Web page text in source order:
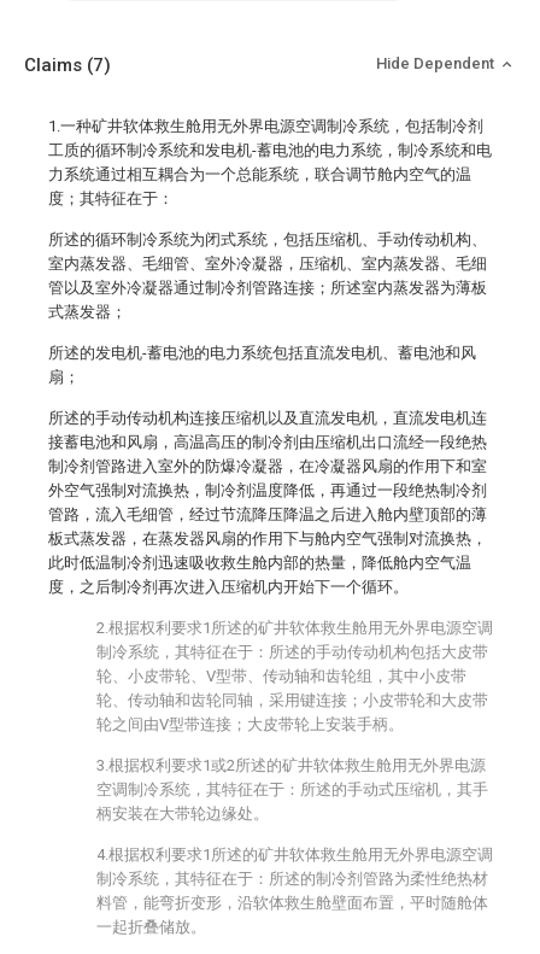
Claims (7) Hide Dependent
1.一种矿井软体救生舱用无外界电源空调制冷系统，包括制冷剂
工质的循环制冷系统和发电机-蓄电池的电力系统，制冷系统和电
力系统通过相互耦合为一个总能系统，联合调节舱内空气的温
度；其特征在于：
所述的循环制冷系统为闭式系统，包括压缩机、手动传动机构、
室内蒸发器、毛细管、室外冷凝器，压缩机、室内蒸发器、毛细
管以及室外冷凝器通过制冷剂管路连接；所述室内蒸发器为薄板
式蒸发器；
所述的发电机-蓄电池的电力系统包括直流发电机、蓄电池和风
扇；
所述的手动传动机构连接压缩机以及直流发电机，直流发电机连
接蓄电池和风扇，高温高压的制冷剂由压缩机出口流经一段绝热
制冷剂管路进入室外的防爆冷凝器，在冷凝器风扇的作用下和室
外空气强制对流换热，制冷剂温度降低，再通过一段绝热制冷剂
管路，流入毛细管，经过节流降压降温之后进入舱内壁顶部的薄
板式蒸发器，在蒸发器风扇的作用下与舱内空气强制对流换热，
此时低温制冷剂迅速吸收救生舱内部的热量，降低舱内空气温
度，之后制冷剂再次进入压缩机内开始下一个循环。
2.根据权利要求1所述的矿井软体救生舱用无外界电源空调
制冷系统，其特征在于：所述的手动传动机构包括大皮带
轮、小皮带轮、V型带、传动轴和齿轮组，其中小皮带
轮、传动轴和齿轮同轴，采用键连接；小皮带轮和大皮带
轮之间由V型带连接；大皮带轮上安装手柄。
3.根据权利要求1或2所述的矿井软体救生舱用无外界电源
空调制冷系统，其特征在于：所述的手动式压缩机，其手
柄安装在大带轮边缘处。
4.根据权利要求1所述的矿井软体救生舱用无外界电源空调
制冷系统，其特征在于：所述的制冷剂管路为柔性绝热材
料管，能弯折变形，沿软体救生舱壁面布置，平时随舱体
一起折叠储放。